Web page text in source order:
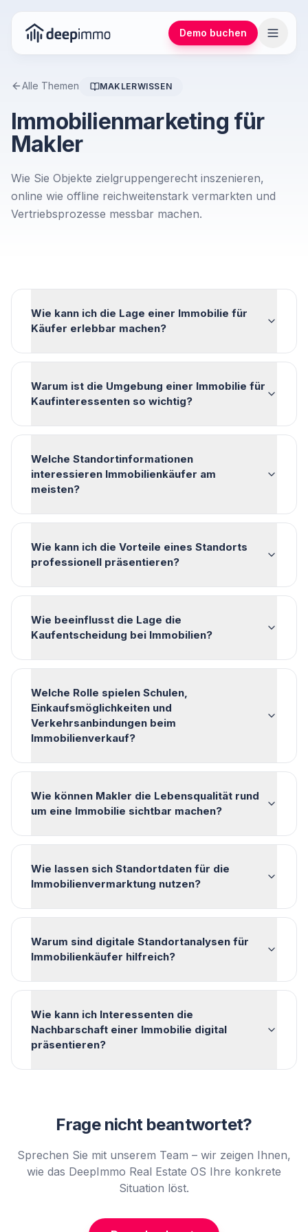
Demo buchen
Alle Themen MAKLERWISSEN
Immobilienmarketing für
Makler
Wie Sie Objekte zielgruppengerecht inszenieren,
online wie offline reichweitenstark vermarkten und
Vertriebsprozesse messbar machen.
Wie kann ich die Lage einer Immobilie für
Käufer erlebbar machen?
Warum ist die Umgebung einer Immobilie für
Kaufinteressenten so wichtig?
Welche Standortinformationen
interessieren Immobilienkäufer am
meisten?
Wie kann ich die Vorteile eines Standorts
professionell präsentieren?
Wie beeinflusst die Lage die
Kaufentscheidung bei Immobilien?
Welche Rolle spielen Schulen,
Einkaufsmöglichkeiten und
Verkehrsanbindungen beim
Immobilienverkauf?
Wie können Makler die Lebensqualität rund
um eine Immobilie sichtbar machen?
Wie lassen sich Standortdaten für die
Immobilienvermarktung nutzen?
Warum sind digitale Standortanalysen für
Immobilienkäufer hilfreich?
Wie kann ich Interessenten die
Nachbarschaft einer Immobilie digital
präsentieren?
Frage nicht beantwortet?
Sprechen Sie mit unserem Team – wir zeigen Ihnen,
wie das DeepImmo Real Estate OS Ihre konkrete
Situation löst.